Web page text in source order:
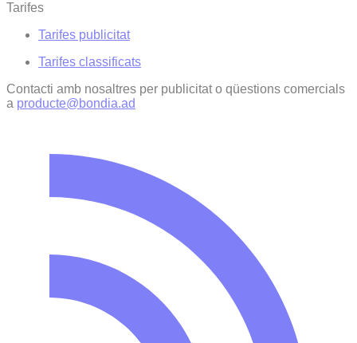
Tarifes
Tarifes publicitat
Tarifes classificats
Contacti amb nosaltres per publicitat o qüestions comercials
a producte@bondia.ad